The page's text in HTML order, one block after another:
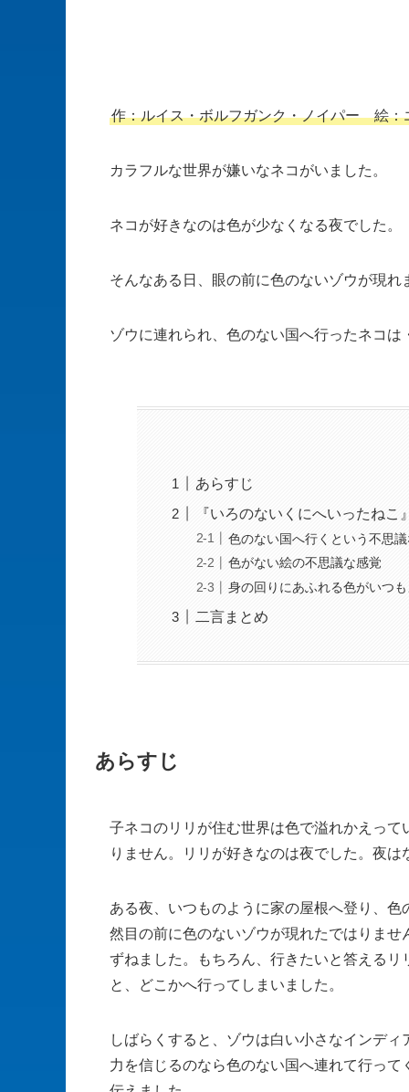
作：ルイス・ボルフガンク・ノイパー 絵
カラフルな世界が嫌いなネコがいました。
ネコが好きなのは色が少なくなる夜でした。
そんなある日、眼の前に色のないゾウが現れ
ゾウに連れられ、色のない国へ行ったネコは
あらすじ
『いろのないくにへいったねこ
色のない国へ行くという不思
色がない絵の不思議な感覚
身の回りにあふれる色がいつ
二言まとめ
あらすじ
子ネコのリリが住む世界は色で溢れかえっ
りません。リリが好きなのは夜でした。夜
ある夜、いつものように家の屋根へ登り、
然目の前に色のないゾウが現れたではりま
ずねました。もちろん、行きたいと答える
と、どこかへ行ってしまいました。
しばらくすると、ゾウは白い小さなインデ
力を信じるのなら色のない国へ連れて行っ